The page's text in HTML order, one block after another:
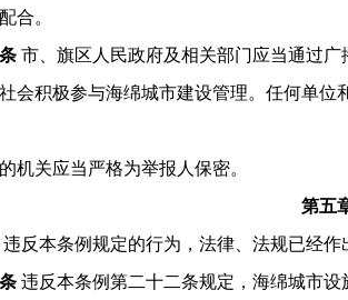
合。
市、旗区人民政府及相关部门应当通过
会积极参与海绵城市建设管理。任何单
机关应当严格为举报人保密。
第五
反本条例规定的行为，法律、法规已经作
违反本条例第二十二条规定，海绵城市